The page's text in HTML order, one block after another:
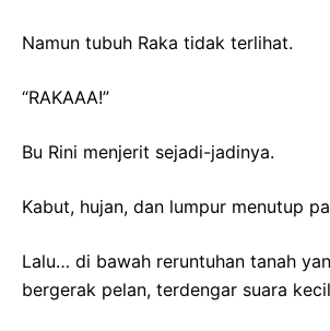
Namun tubuh Raka tidak terlihat.
“RAKAAA!”
Bu Rini menjerit sejadi-jadinya.
Kabut, hujan, dan lumpur menutup
Lalu… di bawah reruntuhan tanah
bergerak pelan, terdengar suara